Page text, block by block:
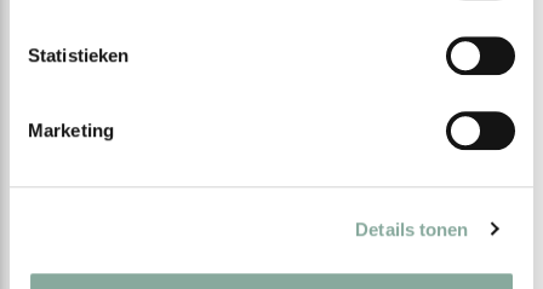
Statistieken
Marketing
Details tonen
Excl. btw
SALON ONLY BRANDS